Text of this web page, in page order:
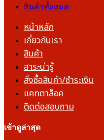
สินค้าทั้งหมด
หน้าหลัก
เกี่ยวกับเรา
สินค้า
สาระน่ารู้
สั่งซื้อสินค้า/ชำระเงิน
แคทตาล็อค
ติดต่อสอบถาม
เข้าดูล่าสุด